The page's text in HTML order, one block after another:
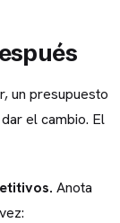
un presupuesto
el cambio. El
Anota